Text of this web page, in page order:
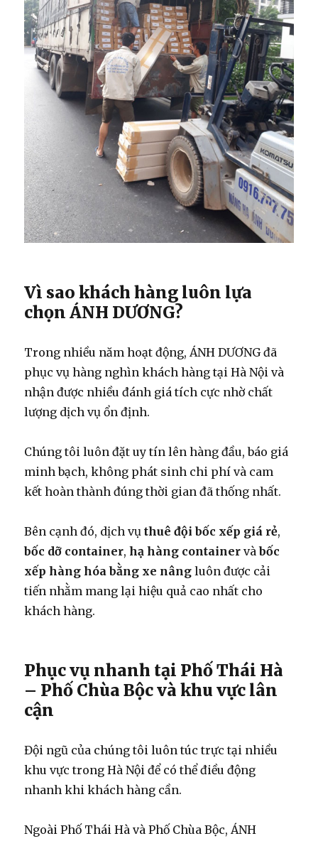
Vì sao khách hàng luôn lựa
chọn ÁNH DƯƠNG?
Trong nhiều năm hoạt động, ÁNH DƯƠNG đã
phục vụ hàng nghìn khách hàng tại Hà Nội và
nhận được nhiều đánh giá tích cực nhờ chất
lượng dịch vụ ổn định.
Chúng tôi luôn đặt uy tín lên hàng đầu, báo giá
minh bạch, không phát sinh chi phí và cam
kết hoàn thành đúng thời gian đã thống nhất.
Bên cạnh đó, dịch vụthuê đội bốc xếp giá rẻ,
bốc dỡ container,hạ hàng container vàbốc
xếp hàng hóa bằng xe nâng luôn được cải
tiến nhằm mang lại hiệu quả cao nhất cho
khách hàng.
Phục vụ nhanh tại Phố Thái Hà
– Phố Chùa Bộc và khu vực lân
cận
Đội ngũ của chúng tôi luôn túc trực tại nhiều
khu vực trong Hà Nội để có thể điều động
nhanh khi khách hàng cần.
Ngoài Phố Thái Hà và Phố Chùa Bộc, ÁNH